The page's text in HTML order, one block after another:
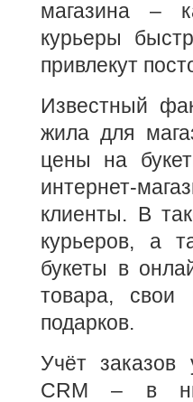
магазина –
курьеры
привлекут
Известный
жила для
цены на
интернет-
клиенты. В
курьеров, а
букеты в
товара, свои
подарков.
Учёт заказов
CRM – в